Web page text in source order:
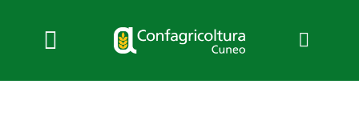
contenuto
Toggle
Navigation